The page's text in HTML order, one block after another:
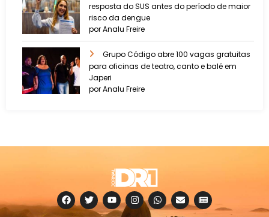
resposta do SUS antes do período de maior
risco da dengue
por Analu Freire
Grupo Código abre 100 vagas gratuitas
para oficinas de teatro, canto e balé em
Japeri
por Analu Freire